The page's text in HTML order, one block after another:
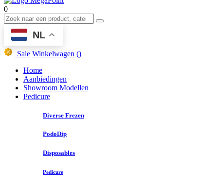
0
NL
Sale Winkelwagen ()
Home
Aanbiedingen
Showroom Modellen
Pedicure
Diverse Frezen
PodoDip
Disposables
Pedicure